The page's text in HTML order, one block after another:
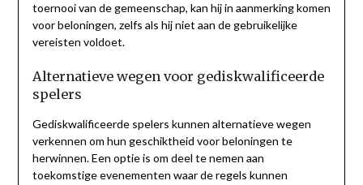
toernooi van de gemeenschap, kan hij in aanmerking komen
voor beloningen, zelfs als hij niet aan de gebruikelijke
vereisten voldoet.
Alternatieve wegen voor gediskwalificeerde
spelers
Gediskwalificeerde spelers kunnen alternatieve wegen
verkennen om hun geschiktheid voor beloningen te
herwinnen. Een optie is om deel te nemen aan
toekomstige evenementen waar de regels kunnen